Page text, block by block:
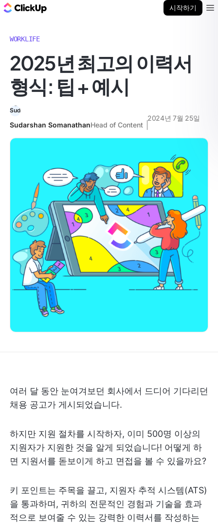
시작하기
WORKLIFE
2025년 최고의 이력서
형식: 팁 + 예시
Sudarshan SomanathanHead of Content
2024년 7월 25일
여러 달 동안 눈여겨보던 회사에서 드디어 기다리던
채용 공고가 게시되었습니다.
하지만 지원 절차를 시작하자, 이미 500명 이상의
지원자가 지원한 것을 알게 되었습니다! 어떻게 하
면 지원서를 돋보이게 하고 면접을 볼 수 있을까요?
키 포인트는 주목을 끌고, 지원자 추적 시스템(ATS)
을 통과하며, 귀하의 전문적인 경험과 기술을 효과
적으로 보여줄 수 있는 강력한 이력서를 작성하는